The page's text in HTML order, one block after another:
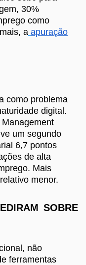
30%
como
a apuração
como problema
digital.
um segundo
6,7 pontos
de alta
Mais
menor.
SOBRE
não
ferramentas